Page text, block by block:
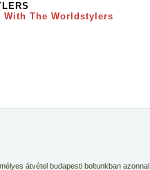
With The Worldstylers
átvétel budapesti boltunkban azonnal